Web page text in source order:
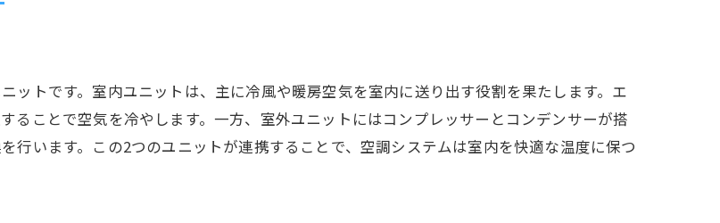
ーター技術とは何か
ンサーと湿度センサーの連携
転モードの最適化技術
ットです。室内ユニットは、主に冷風や暖房空気を室内に送り出す役割を果たします。エ
ることで空気を冷やします。一方、室外ユニットにはコンプレッサーとコンデンサーが搭
行います。この2つのユニットが連携することで、空調システムは室内を快適な温度に保つ